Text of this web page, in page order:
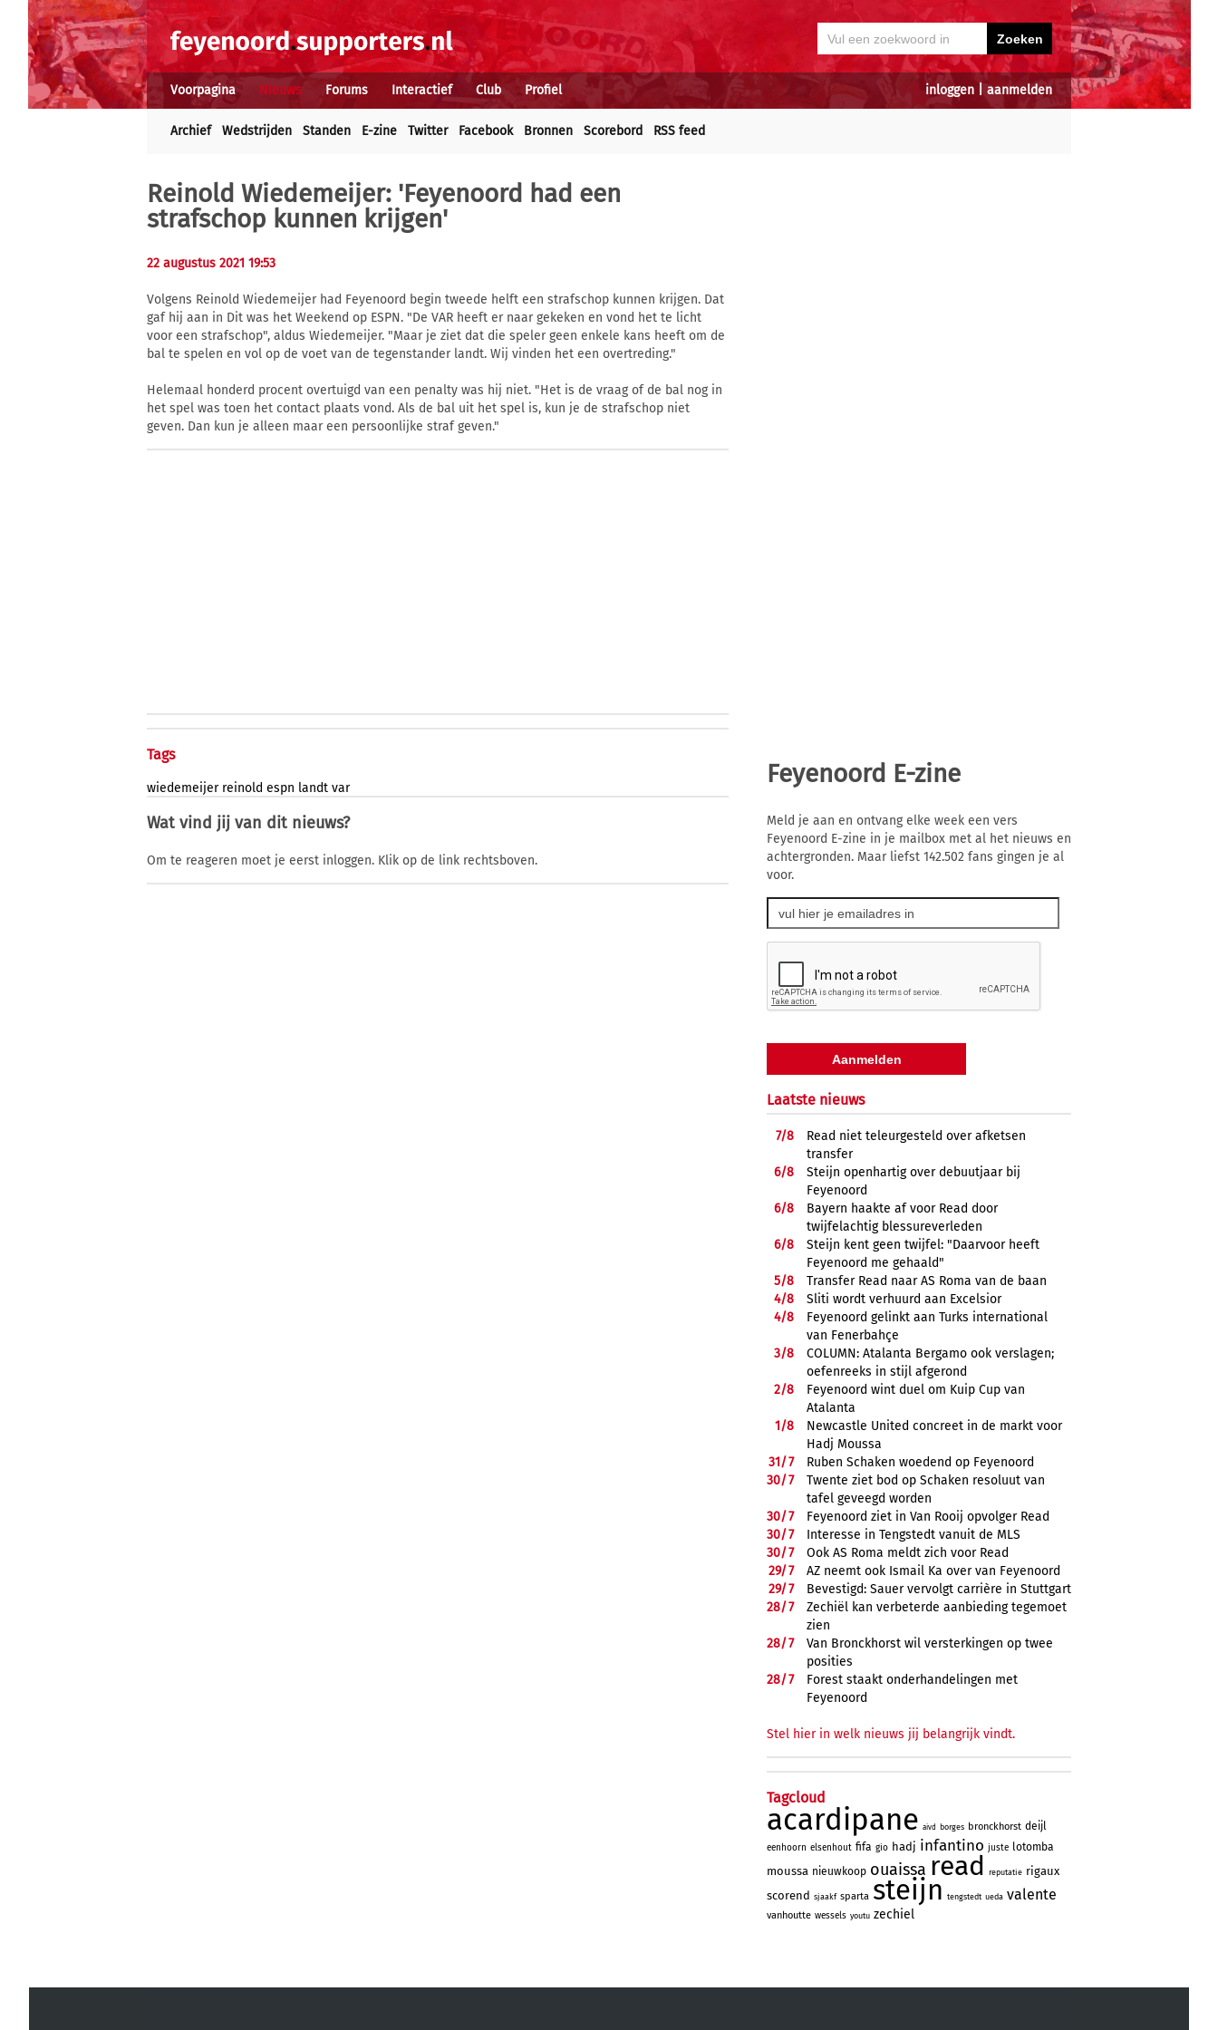
inloggen aanmelden
Voorpagina Nieuws Forums Interactief Club Profiel
Archief Wedstrijden Standen E-zine Twitter Facebook Bronnen Scorebord RSS feed
Reinold Wiedemeijer: 'Feyenoord had een
strafschop kunnen krijgen'
22 augustus 2021 19:53
Volgens Reinold Wiedemeijer had Feyenoord begin tweede helft een strafschop kunnen krijgen. Dat
gaf hij aan in Dit was het Weekend op ESPN. "De VAR heeft er naar gekeken en vond het te licht
voor een strafschop", aldus Wiedemeijer. "Maar je ziet dat die speler geen enkele kans heeft om de
bal te spelen en vol op de voet van de tegenstander landt. Wij vinden het een overtreding."
Helemaal honderd procent overtuigd van een penalty was hij niet. "Het is de vraag of de bal nog in
het spel was toen het contact plaats vond. Als de bal uit het spel is, kun je de strafschop niet
geven. Dan kun je alleen maar een persoonlijke straf geven."
Tags
wiedemeijer reinold espn landt var
Wat vind jij van dit nieuws?
Om te reageren moet je eerst inloggen. Klik op de link rechtsboven.
Feyenoord E-zine
Meld je aan en ontvang elke week een vers
Feyenoord E-zine in je mailbox met al het nieuws en
achtergronden. Maar liefst 142.502 fans gingen je al
voor.
Laatste nieuws
7/8
Read niet teleurgesteld over afketsen
transfer
6/8
Steijn openhartig over debuutjaar bij
Feyenoord
6/8
Bayern haakte af voor Read door
twijfelachtig blessureverleden
6/8
Steijn kent geen twijfel: "Daarvoor heeft
Feyenoord me gehaald"
5/8
Transfer Read naar AS Roma van de baan
4/8
Sliti wordt verhuurd aan Excelsior
4/8
Feyenoord gelinkt aan Turks international
van Fenerbahçe
3/8
COLUMN: Atalanta Bergamo ook verslagen;
oefenreeks in stijl afgerond
2/8
Feyenoord wint duel om Kuip Cup van
Atalanta
1/8
Newcastle United concreet in de markt voor
Hadj Moussa
31/7
Ruben Schaken woedend op Feyenoord
30/7
Twente ziet bod op Schaken resoluut van
tafel geveegd worden
30/7
Feyenoord ziet in Van Rooij opvolger Read
30/7
Interesse in Tengstedt vanuit de MLS
30/7
Ook AS Roma meldt zich voor Read
29/7
AZ neemt ook Ismail Ka over van Feyenoord
29/7
Bevestigd: Sauer vervolgt carrière in Stuttgart
28/7
Zechiël kan verbeterde aanbieding tegemoet
zien
28/7
Van Bronckhorst wil versterkingen op twee
posities
28/7
Forest staakt onderhandelingen met
Feyenoord
Stel hier in welk nieuws jij belangrijk vindt.
Tagcloud
acardipane aivd borges bronckhorst deijl
eenhoorn elsenhout fifa gio hadj infantino juste lotomba
moussa nieuwkoop ouaissa read reputatie rigaux
scorend sjaakf sparta steijn tengstedt ueda valente
vanhoutte wessels youtu zechiel